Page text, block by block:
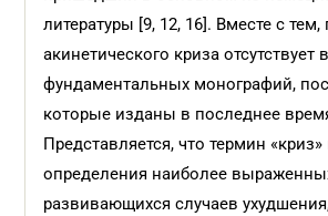
литературы [9, 12, 16]. Вместе с тем,
акинетического криза отсутствует
фундаментальных монографий,
которые изданы в последнее
Представляется, что термин
определения наиболее
развивающихся случаев